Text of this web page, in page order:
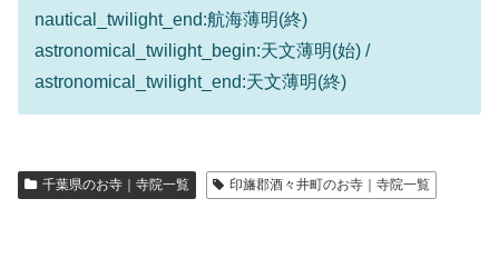
nautical_twilight_end:航海薄明(終)
astronomical_twilight_begin:天文薄明(始) /
astronomical_twilight_end:天文薄明(終)
千葉県のお寺｜寺院一覧 印旛郡酒々井町のお寺｜寺院一覧